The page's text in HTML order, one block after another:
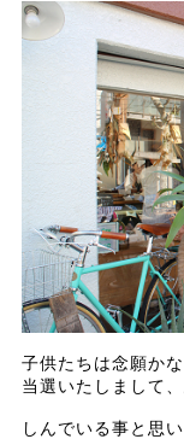
子供たちは念願か
当選いたしまして
しんでいる事と思